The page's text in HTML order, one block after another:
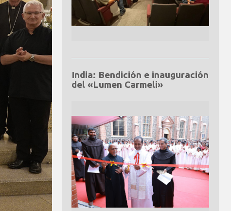
India: Bendición e inauguración
del «Lumen Carmeli»